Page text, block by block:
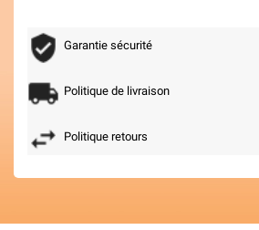
Garantie sécurité
Politique de livraison
Politique retours